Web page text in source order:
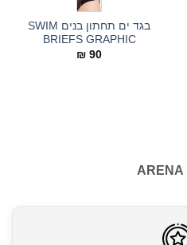
בגד ים תחתון בנים SWIM
BRIEFS GRAPHIC
₪ 90